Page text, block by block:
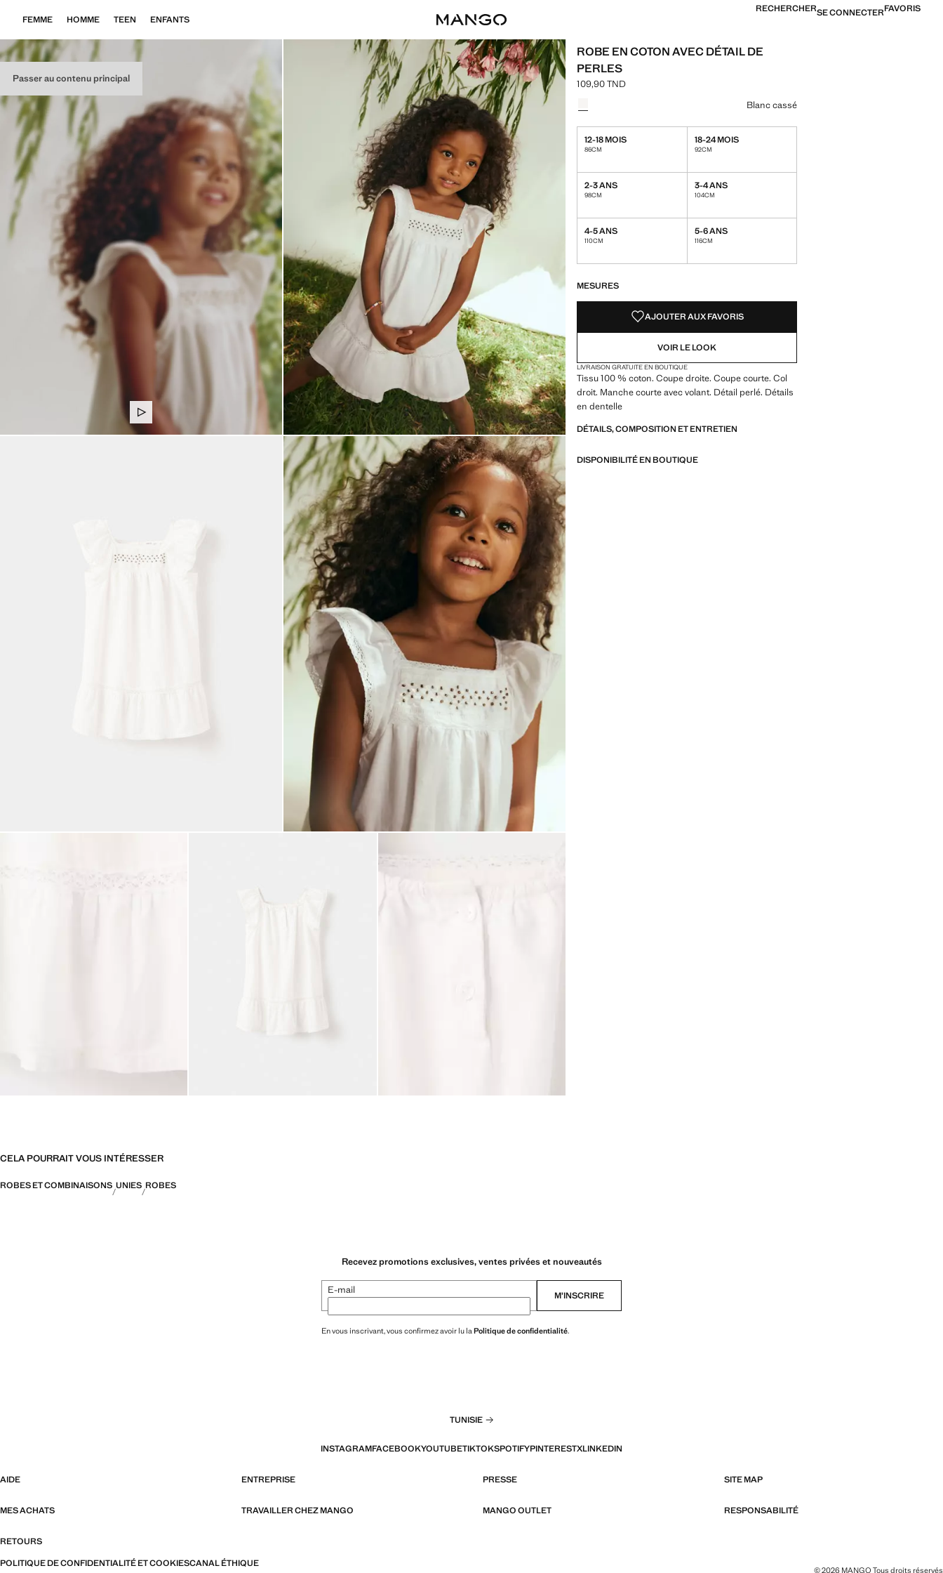
Passer au contenu principal
FEMME HOMME TEEN ENFANTS
RECHERCHERSE CONNECTERFAVORIS
ROBE EN COTON AVEC DÉTAIL DE
PERLES
Prix actuel [109,90 TND ]
109,90 TND
Blanc cassé
12-18 MOIS
86CM
18-24 MOIS
92CM
2-3 ANS
98CM
3-4 ANS
104CM
4-5 ANS
110CM
5-6 ANS
116CM
MESURES
AJOUTER AUX FAVORIS
VOIR LE LOOK
LIVRAISON GRATUITE EN BOUTIQUE
Tissu 100 % coton. Coupe droite. Coupe courte. Col
droit. Manche courte avec volant. Détail perlé. Détails
en dentelle
DÉTAILS, COMPOSITION ET ENTRETIEN
DISPONIBILITÉ EN BOUTIQUE
CELA POURRAIT VOUS INTÉRESSER
ROBES ET COMBINAISONS UNIES ROBES
Recevez promotions exclusives, ventes privées et nouveautés
E-mail M’INSCRIRE
En vous inscrivant, vous confirmez avoir lu laPolitique de confidentialité.
TUNISIE
INSTAGRAMFACEBOOKYOUTUBETIKTOKSPOTIFYPINTERESTXLINKEDIN
AIDE ENTREPRISE PRESSE SITE MAP
MES ACHATS TRAVAILLER CHEZ MANGO MANGO OUTLET RESPONSABILITÉ
RETOURS
POLITIQUE DE CONFIDENTIALITÉ ET COOKIESCANAL ÉTHIQUE
© 2026 MANGO Tous droits réservés